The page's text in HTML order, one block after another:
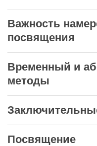
Важность
посвящения
Временный и
методы
Посвящение